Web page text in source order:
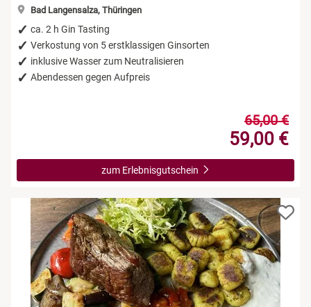
Bad Langensalza, Thüringen
ca. 2 h Gin Tasting
Verkostung von 5 erstklassigen Ginsorten
inklusive Wasser zum Neutralisieren
Abendessen gegen Aufpreis
65,00 €
59,00 €
zum Erlebnisgutschein